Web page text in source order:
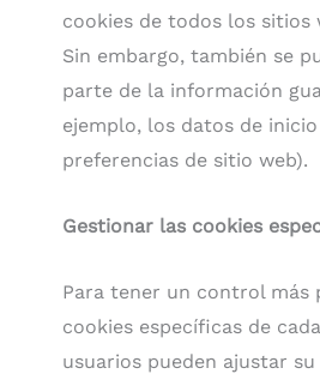
cookies de todos los sitios
Sin embargo, también se
parte de la información
ejemplo, los datos de
preferencias de sitio web).
Gestionar las cookies
Para tener un control más
cookies específicas de
usuarios pueden ajustar